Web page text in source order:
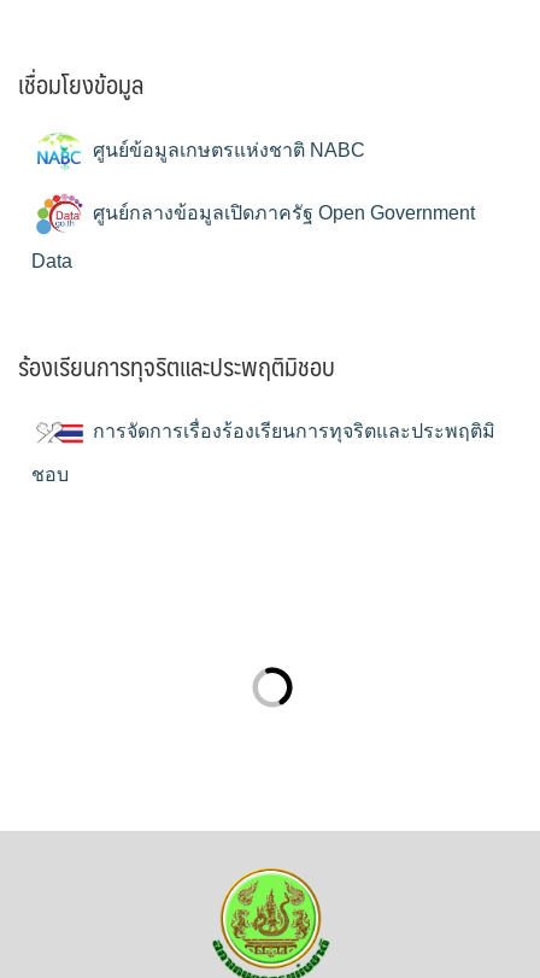
เชื่อมโยงข้อมูล
ศูนย์ข้อมูลเกษตรแห่งชาติ NABC
ศูนย์กลางข้อมูลเปิดภาครัฐ Open Government
Data
ร้องเรียนการทุจริตและประพฤติมิชอบ
การจัดการเรื่องร้องเรียนการทุจริตและประพฤติมิ
ชอบ